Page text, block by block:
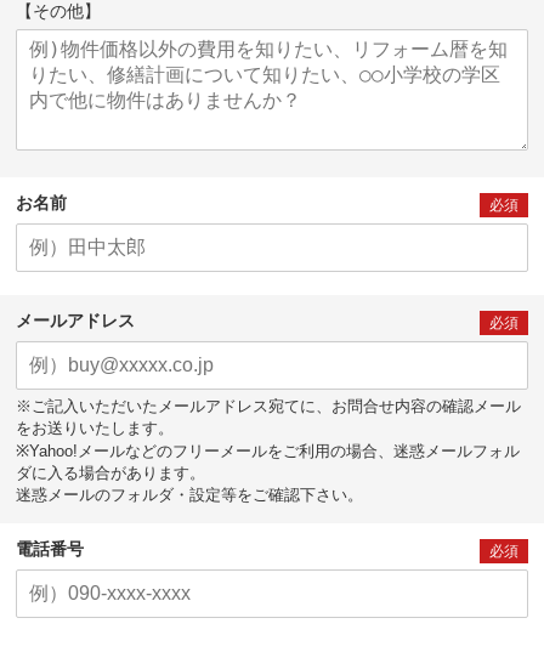
【その他】
お名前 必須
メールアドレス 必須
※ご記入いただいたメールアドレス宛てに、お問合せ内容の確認メール
をお送りいたします。
※Yahoo!メールなどのフリーメールをご利用の場合、迷惑メールフォル
ダに入る場合があります。
迷惑メールのフォルダ・設定等をご確認下さい。
電話番号 必須